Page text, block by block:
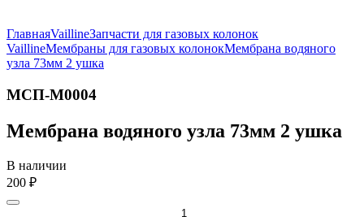
ГлавнаяVaillineЗапчасти для газовых колонок
VaillineМембраны для газовых колонокМембрана водяного
узла 73мм 2 ушка
МСП-М0004
Мембрана водяного узла 73мм 2 ушка
В наличии
200 ₽